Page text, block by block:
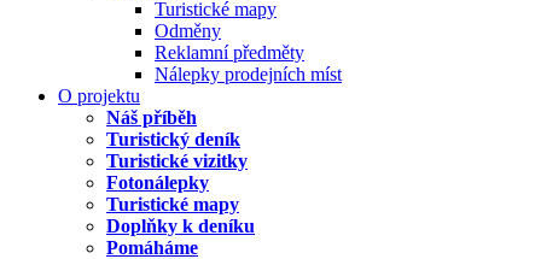
Turistické mapy
Odměny
Reklamní předměty
Nálepky prodejních míst
O projektu
Náš příběh
Turistický deník
Turistické vizitky
Fotonálepky
Turistické mapy
Doplňky k deníku
Pomáháme